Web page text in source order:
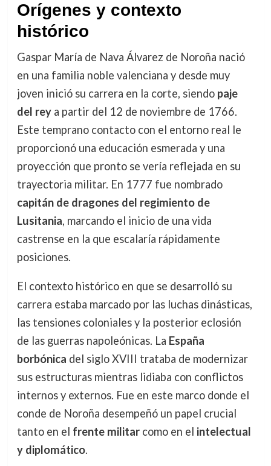
Orígenes y contexto
histórico
Gaspar María de Nava Álvarez de Noroña nació
en una familia noble valenciana y desde muy
joven inició su carrera en la corte, siendo paje
del reya partir del 12 de noviembre de 1766.
Este temprano contacto con el entorno real le
proporcionó una educación esmerada y una
proyección que pronto se vería reflejada en su
trayectoria militar. En 1777 fue nombrado
capitán de dragones del regimiento de
Lusitania, marcando el inicio de una vida
castrense en la que escalaría rápidamente
posiciones.
El contexto histórico en que se desarrolló su
carrera estaba marcado por las luchas dinásticas,
las tensiones coloniales y la posterior eclosión
de las guerras napoleónicas. La España
borbónica del siglo XVIII trataba de modernizar
sus estructuras mientras lidiaba con conflictos
internos y externos. Fue en este marco donde el
conde de Noroña desempeñó un papel crucial
tanto en el frente militarcomo en el intelectual
y diplomático.